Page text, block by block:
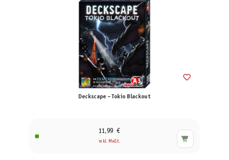
Deckscape – Tokio Blackout
11,99 €
inkl. MwSt.